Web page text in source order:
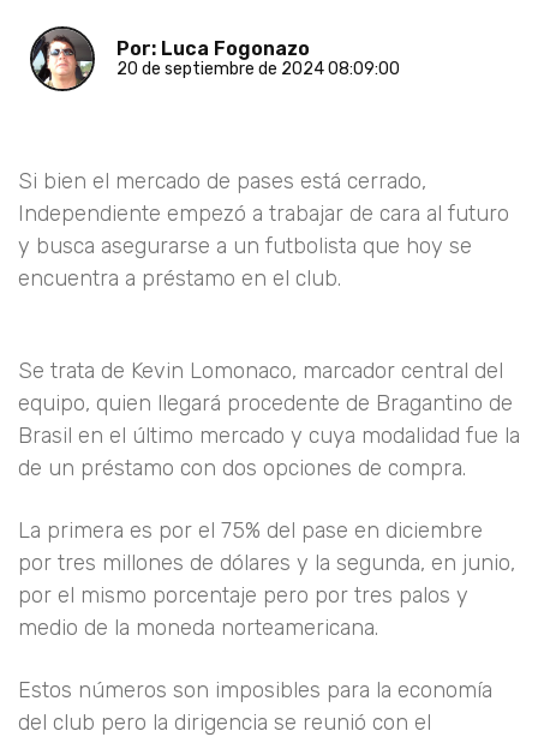
Por: Luca Fogonazo
20 de septiembre de 2024 08:09:00
Si bien el mercado de pases está cerrado,
Independiente empezó a trabajar de cara al futuro
y busca asegurarse a un futbolista que hoy se
encuentra a préstamo en el club.
Se trata de Kevin Lomonaco, marcador central del
equipo, quien llegará procedente de Bragantino de
Brasil en el último mercado y cuya modalidad fue la
de un préstamo con dos opciones de compra.
La primera es por el 75% del pase en diciembre
por tres millones de dólares y la segunda, en junio,
por el mismo porcentaje pero por tres palos y
medio de la moneda norteamericana.
Estos números son imposibles para la economía
del club pero la dirigencia se reunió con el